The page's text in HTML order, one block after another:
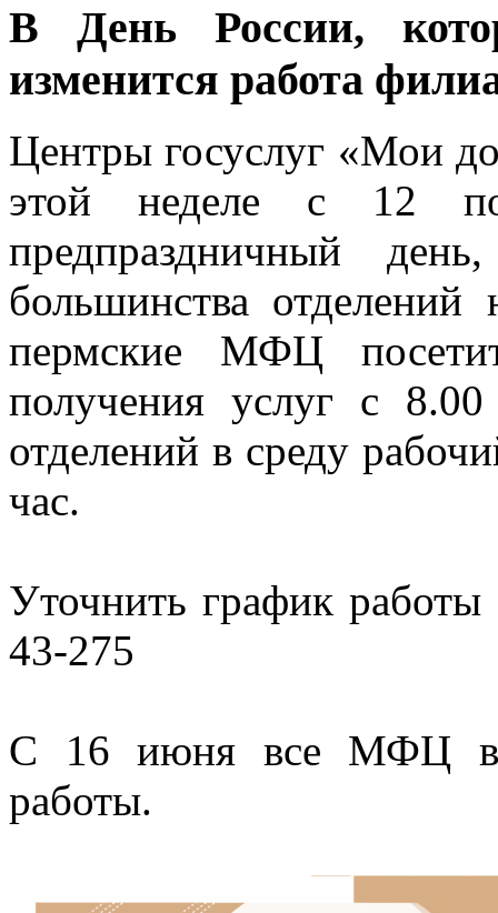
В День России,
изменится работа
Центры госуслуг «Мои
этой неделе с 12
предпраздничный
большинства
пермские МФЦ
получения услуг с
отделений в среду
час.
Уточнить график
43-275
С 16 июня все МФЦ
работы.